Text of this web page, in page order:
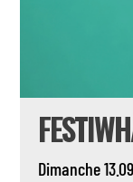
Dimanche 13.09